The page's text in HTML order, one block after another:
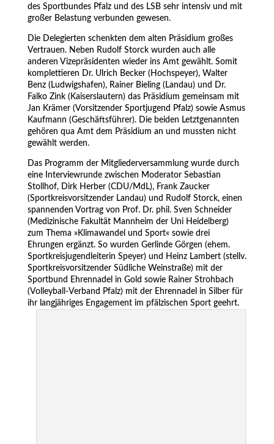
des Sportbundes Pfalz und des LSB sehr intensiv und mit
großer Belastung verbunden gewesen.
Die Delegierten schenkten dem alten Präsidium großes
Vertrauen. Neben Rudolf Storck wurden auch alle
anderen Vizepräsidenten wieder ins Amt gewählt. Somit
komplettieren Dr. Ulrich Becker (Hochspeyer), Walter
Benz (Ludwigshafen), Rainer Bieling (Landau) und Dr.
Falko Zink (Kaiserslautern) das Präsidium gemeinsam mit
Jan Krämer (Vorsitzender Sportjugend Pfalz) sowie Asmus
Kaufmann (Geschäftsführer). Die beiden Letztgenannten
gehören qua Amt dem Präsidium an und mussten nicht
gewählt werden.
Das Programm der Mitgliederversammlung wurde durch
eine Interviewrunde zwischen Moderator Sebastian
Stollhof, Dirk Herber (CDU/MdL), Frank Zaucker
(Sportkreisvorsitzender Landau) und Rudolf Storck, einen
spannenden Vortrag von Prof. Dr. phil. Sven Schneider
(Medizinische Fakultät Mannheim der Uni Heidelberg)
zum Thema »Klimawandel und Sport« sowie drei
Ehrungen ergänzt. So wurden Gerlinde Görgen (ehem.
Sportkreisjugendleiterin Speyer) und Heinz Lambert (stellv.
Sportkreisvorsitzender Südliche Weinstraße) mit der
Sportbund Ehrennadel in Gold sowie Rainer Strohbach
(Volleyball-Verband Pfalz) mit der Ehrennadel in Silber für
ihr langjähriges Engagement im pfälzischen Sport geehrt.